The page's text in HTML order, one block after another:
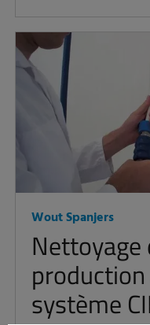
Wout Spanjers
Nettoyage
système